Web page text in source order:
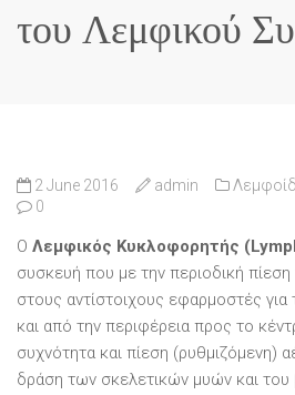
του Λεμφικού
2 June 2016 admin
0
Ο Λεμφικός Κυκλοφορητής
συσκευή που με την περιοδική
στους αντίστοιχους εφαρμοστές
και από την περιφέρεια προς το
συχνότητα και πίεση (ρυθμιζόμενη)
δράση των σκελετικών μυών και του